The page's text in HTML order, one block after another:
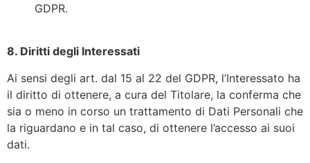
GDPR.
8. Diritti degli Interessati
Ai sensi degli art. dal 15 al 22 del GDPR, l’Interessato ha
il diritto di ottenere, a cura del Titolare, la conferma che
sia o meno in corso un trattamento di Dati Personali che
la riguardano e in tal caso, di ottenere l’accesso ai suoi
dati.